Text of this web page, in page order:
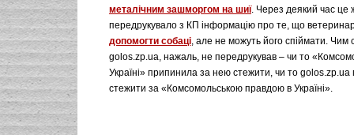
металічним зашморгом на шиї. Через деякий час це
передрукувало з КП інформацію про те, що
допомогти собаці, але не можуть його спіймати. Чим
golos.zp.ua, нажаль, не передрукував – чи то
Україні» припинила за нею стежити, чи то golos.zp.ua
стежити за «Комсомольською правдою в Україні».